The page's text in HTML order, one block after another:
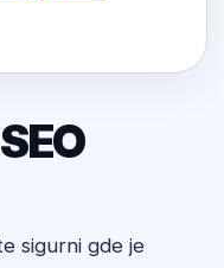
sigurni gde je